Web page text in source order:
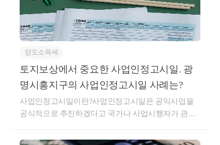
액으로 토지와 건물을 넘겨주십시오.”이제부터 토지
소유자는 사업시행자가 제시한 보상금액과 조건을 확
인하고, 그 제안을 받아들여 협의보상계약을 체결할
것인지 아니면 수용재결 절차로 갈 것인지 결정해야
합니다.그런데 많은 분이 보상협의요청서를 받으면 보
상금 총액이 얼마인지만 확인합니다.보상금액이 예상
재결을 신청하려고 합니다.하지만 보상금 총액만 확인
하셨다면 보상협의요청서의 절반만 보신 것입니다.계
약하기 전에는 보상금뿐 아니라 예상 양도소득세와 실
1. 필지별 보상금액이 적정한지 확인하세요가장 먼저
양도소득세
토지보상에서 중요한 사업인정고시일. 광
명시흥지구의 사업인정고시일 사례는?
사업인정고시일이란?사업인정고시일은 공익사업을
공식적으로 추진하겠다고 국가나 사업시행자가 관보
라 조금씩 다르지만,공공주택 특별법에 따른 사업은